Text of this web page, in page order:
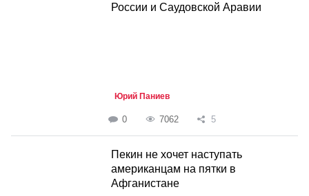
России и Саудовской Аравии
Юрий Паниев
0 7062 5
Пекин не хочет наступать
американцам на пятки в
Афганистане